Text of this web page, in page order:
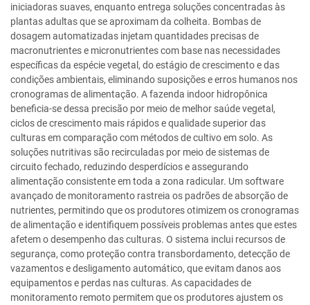
iniciadoras suaves, enquanto entrega soluções concentradas às
plantas adultas que se aproximam da colheita. Bombas de
dosagem automatizadas injetam quantidades precisas de
macronutrientes e micronutrientes com base nas necessidades
específicas da espécie vegetal, do estágio de crescimento e das
condições ambientais, eliminando suposições e erros humanos nos
cronogramas de alimentação. A fazenda indoor hidropônica
beneficia-se dessa precisão por meio de melhor saúde vegetal,
ciclos de crescimento mais rápidos e qualidade superior das
culturas em comparação com métodos de cultivo em solo. As
soluções nutritivas são recirculadas por meio de sistemas de
circuito fechado, reduzindo desperdícios e assegurando
alimentação consistente em toda a zona radicular. Um software
avançado de monitoramento rastreia os padrões de absorção de
nutrientes, permitindo que os produtores otimizem os cronogramas
de alimentação e identifiquem possíveis problemas antes que estes
afetem o desempenho das culturas. O sistema inclui recursos de
segurança, como proteção contra transbordamento, detecção de
vazamentos e desligamento automático, que evitam danos aos
equipamentos e perdas nas culturas. As capacidades de
monitoramento remoto permitem que os produtores ajustem os